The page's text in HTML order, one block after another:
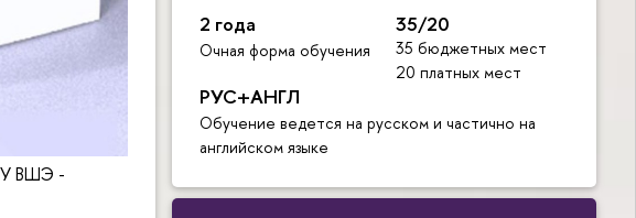
2 года
Очная форма обучения
35/20
35 бюджетных мест
20 платных мест
РУС+АНГЛ
Обучение ведется на русском и частично на
английском языке
ВШЭ -